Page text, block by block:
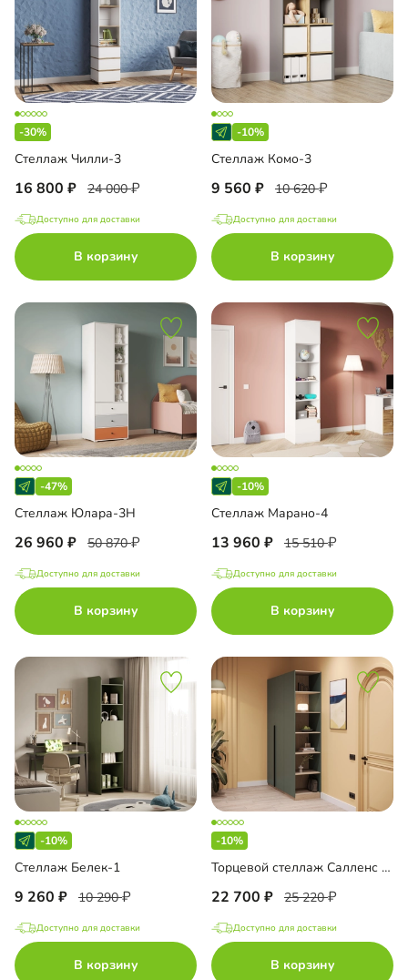
-30%
Стеллаж Чилли-3
16 800 24 000
Доступно для доставки
В корзину
-10%
Стеллаж Комо-3
9 560 10 620
Доступно для доставки
В корзину
-47%
Стеллаж Юлара-3Н
26 960 50 870
Доступно для доставки
В корзину
-10%
Стеллаж Марано-4
13 960 15 510
Доступно для доставки
В корзину
-10%
Стеллаж Белек-1
9 260 10 290
Доступно для доставки
В корзину
-10%
Торцевой стеллаж Салленс Премиум с полками
22 700 25 220
Доступно для доставки
В корзину